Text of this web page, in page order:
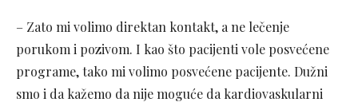
– Zato mi volimo direktan kontakt, a ne lečenje
porukom i pozivom. I kao što pacijenti vole posvećene
programe, tako mi volimo posvećene pacijente. Dužni
smo i da kažemo da nije moguće da kardiovaskularni